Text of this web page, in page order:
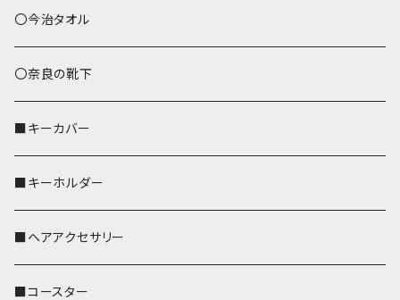
あずまバッグ
トートバッグ（L）
バッグインバッグ
シマエナガ
ハシビロコウ
オカメインコ
歌うオカメちゃん
おかめ３兄弟
セキセイインコ
文鳥
鹿
〇今治タオル
〇奈良の靴下
■キーカバー
■キーホルダー
■ヘアアクセサリー
■コースター